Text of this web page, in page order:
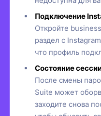
Подключение
Откройте
раздел с
что профиль
Состояние
После смены
Suite может
заходите снова